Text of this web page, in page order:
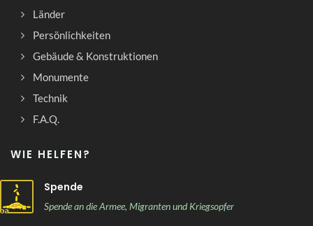
Länder
Persönlichkeiten
Gebäude & Konstruktionen
Monumente
Technik
F.A.Q.
WIE HELFEN?
Spende
Spende an die Armee, Migranten und Kriegsopfer